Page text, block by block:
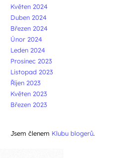
Květen 2024
Duben 2024
Březen 2024
Únor 2024
Leden 2024
Prosinec 2023
Listopad 2023
Říjen 2023
Květen 2023
Březen 2023
Jsem členem Klubu blogerů.